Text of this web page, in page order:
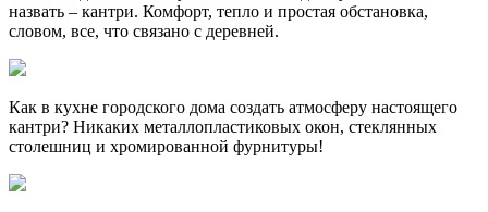
назвать – кантри. Комфорт, тепло и простая обстановка,
словом, все, что связано с деревней.
Как в кухне городского дома создать атмосферу настоящего
кантри? Никаких металлопластиковых окон, стеклянных
столешниц и хромированной фурнитуры!